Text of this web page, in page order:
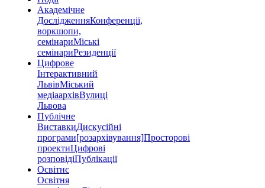
Академічне
ДослідженняКонференції,
воркшопи,
семінариМіські
семінариРезиденції
Цифрове
Інтерактивний
ЛьвівМіський
медіаархівВулиці
Львова
Публічне
ВиставкиДискусійні
програми[розархівування]Просторові
проектиЦифрові
розповідіПублікації
Освітнє
Освітня